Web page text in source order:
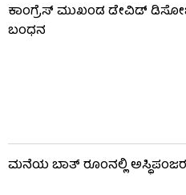
ಕಾಂಗ್ರೆಸ್ ಮುಖಂಡ ಡೇವಿಡ್
ಬಂಧನ
ಮನೆಯ ಬಾತ್ ರೂಂನಲ್ಲಿ ಅಸ್ಥಿಪಂಜರ